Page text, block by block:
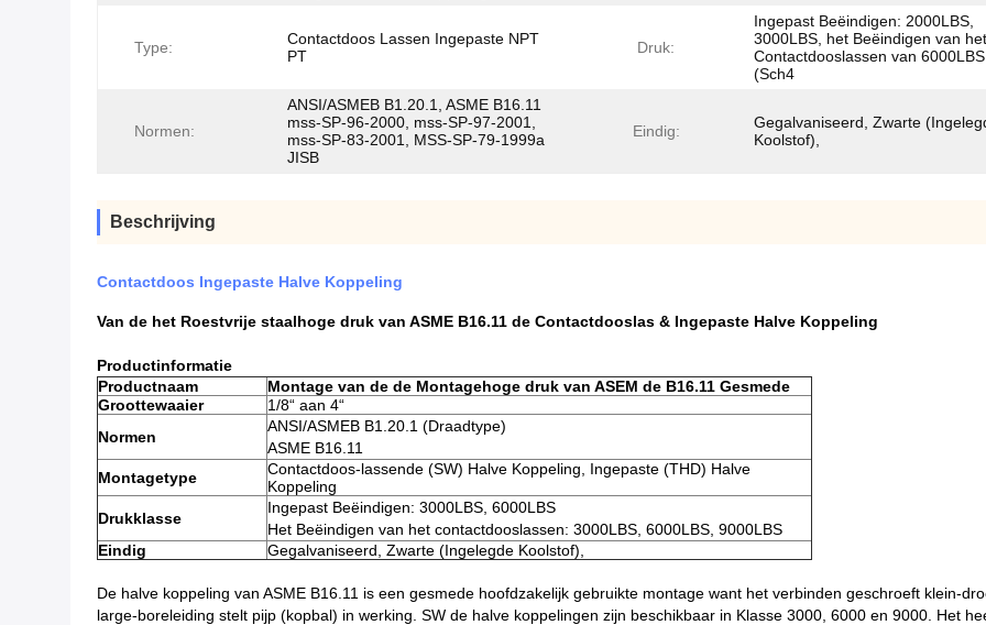
Type:
Contactdoos Lassen Ingepaste NPT
PT
Druk:
Ingepast Beëindigen: 2000LBS,
3000LBS, het Beëindigen van
Contactdooslassen van 6000LBS
(Sch4
Normen:
ANSI/ASMEB B1.20.1, ASME B16.11
mss-SP-96-2000, mss-SP-97-2001,
mss-SP-83-2001, MSS-SP-79-1999a
JISB
Eindig:
Gegalvaniseerd, Zwarte
Koolstof),
Beschrijving
Contactdoos Ingepaste Halve Koppeling
Van de het Roestvrije staalhoge druk van ASME B16.11 de Contactdooslas & Ingepaste Halve Koppeling
Productinformatie
Productnaam
Montage van de de Montagehoge druk van ASEM de B16.11 Gesmede
Groottewaaier
1/8“ aan 4“
Normen
ANSI/ASMEB B1.20.1 (Draadtype)
ASME B16.11
Montagetype
Contactdoos-lassende (SW) Halve Koppeling, Ingepaste (THD) Halve
Koppeling
Drukklasse
Ingepast Beëindigen: 3000LBS, 6000LBS
Het Beëindigen van het contactdooslassen: 3000LBS, 6000LBS, 9000LBS
Eindig
Gegalvaniseerd, Zwarte (Ingelegde Koolstof),
De halve koppeling van ASME B16.11 is een gesmede hoofdzakelijk gebruikte montage want het verbinden geschroeft klein-
large-boreleiding stelt pijp (kopbal) in werking. SW de halve koppelingen zijn beschikbaar in Klasse 3000, 6000 en 9000. Het